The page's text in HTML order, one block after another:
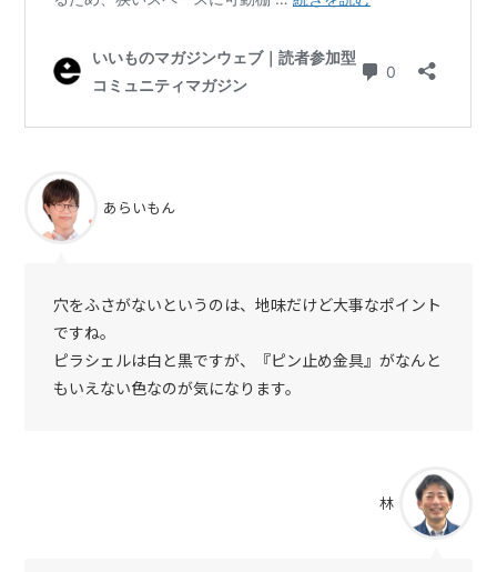
あらいもん
穴をふさがないというのは、地味だけど大事なポイント
ですね。
ピラシェルは白と黒ですが、『ピン止め金具』がなんと
もいえない色なのが気になります。
林